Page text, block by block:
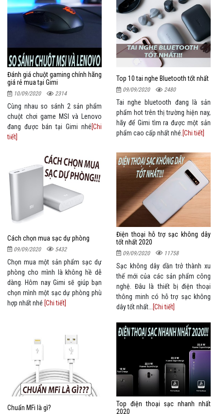
Đánh giá chuột gaming chính hãng
giá rẻ mua tại Gimi
10/09/2020 2314
Cùng nhau so sánh 2 sản phẩm
chuột chơi game MSI và Lenovo
đang được bán tại Gimi nhé[Chi
tiết]
Top 10 tai nghe Bluetooth tốt nhất
09/09/2020 2480
Tai nghe bluetooth đang là sản
phẩm hot trên thị trường hiện nay,
hãy để Gimi tìm ra được một sản
phẩm cao cấp nhất nhé.[Chi tiết]
Cách chọn mua sạc dự phòng
09/09/2020 5432
Chọn mua một sản phẩm sạc dự
phòng cho mình là không hề dễ
dàng. Hôm nay Gimi sẽ giúp bạn
chọn mình một sạc dự phòng phù
hợp nhất nhé [Chi tiết]
Điện thoại hỗ trợ sạc không dây
tốt nhất 2020
09/09/2020 11758
Sạc không dây dần trở thành xu
thế mới của các sản phẩm công
nghệ. Đâu là thiết bị điện thoại
thông minh có hỗ trợ sạc không
dây tốt nhất...
[Chi tiết]
Chuẩn MFi là gì?
Top điện thoại sạc nhanh nhất
2020